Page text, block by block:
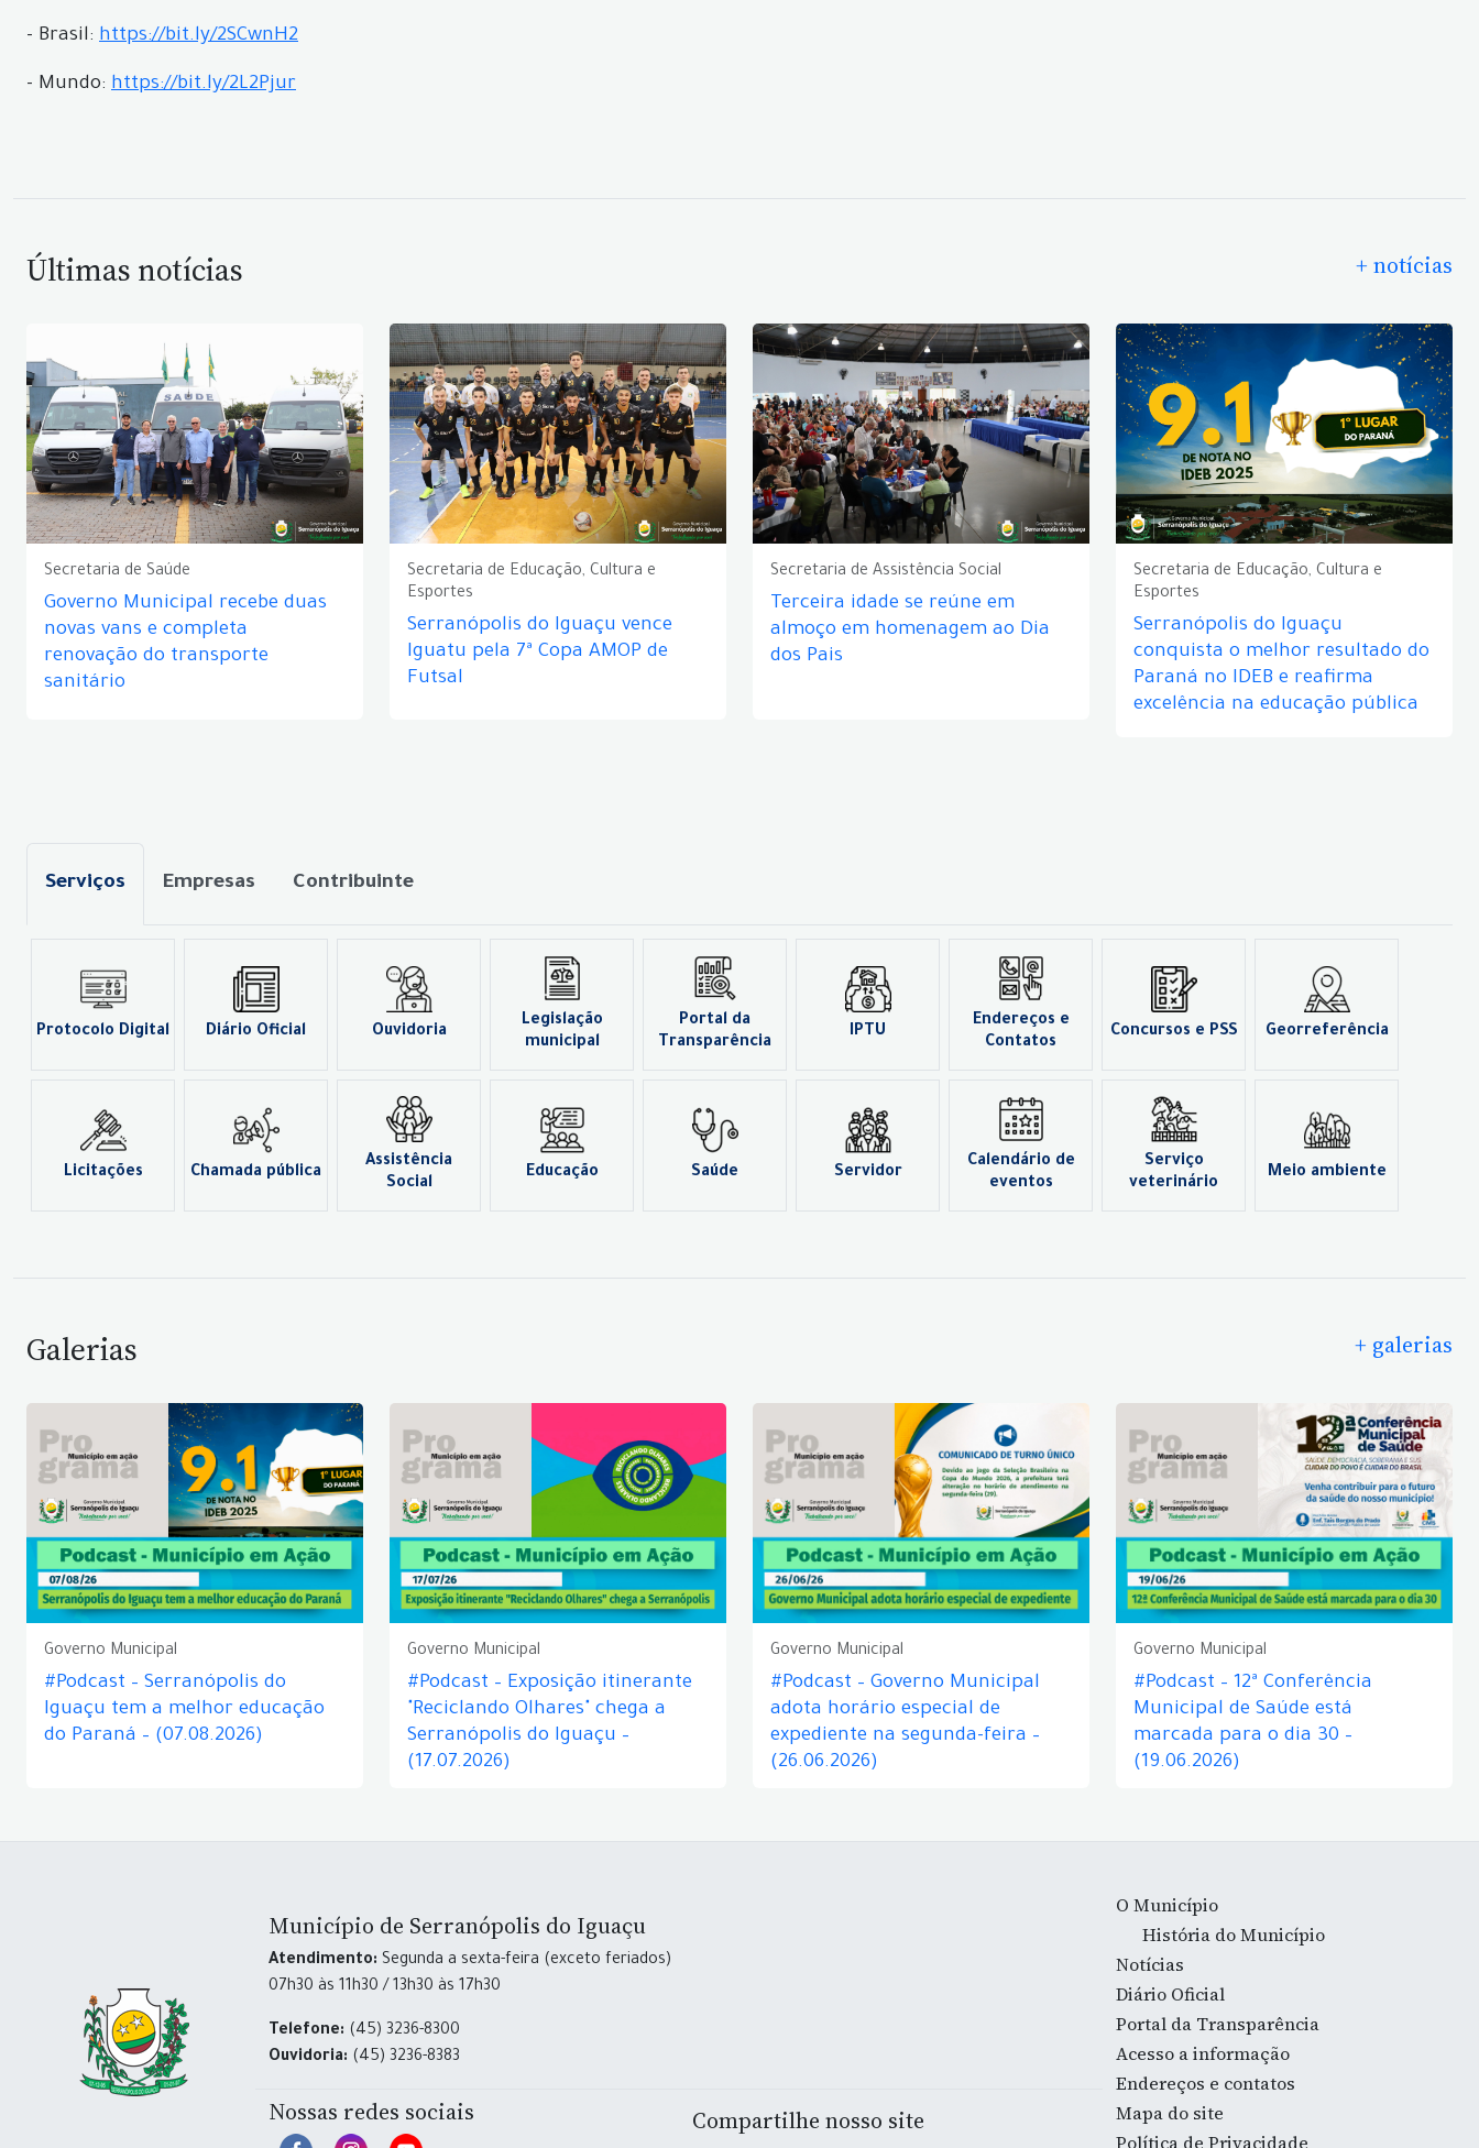
- Brasil: https://bit.ly/2SCwnH2
- Mundo: https://bit.ly/2L2Pjur
Últimas notícias + notícias
Secretaria de Saúde
Governo Municipal recebe duas
novas vans e completa
renovação do transporte
sanitário
Secretaria de Educação, Cultura e
Esportes
Serranópolis do Iguaçu vence
Iguatu pela 7ª Copa AMOP de
Futsal
Secretaria de Assistência Social
Terceira idade se reúne em
almoço em homenagem ao Dia
dos Pais
Secretaria de Educação, Cultura e
Esportes
Serranópolis do Iguaçu
conquista o melhor resultado do
Paraná no IDEB e reafirma
excelência na educação pública
Serviços Empresas Contribuinte
Protocolo Digital Diário Oficial Ouvidoria
Legislação
municipal
Portal da
Transparência
IPTU
Endereços e
Contatos
Concursos e PSS Georreferência
Licitações Chamada pública
Assistência
Social
Educação Saúde Servidor
Calendário de
eventos
Serviço
veterinário
Meio ambiente
Galerias + galerias
Governo Municipal
#Podcast – Serranópolis do
Iguaçu tem a melhor educação
do Paraná – (07.08.2026)
Governo Municipal
#Podcast – Exposição itinerante
"Reciclando Olhares" chega a
Serranópolis do Iguaçu –
(17.07.2026)
Governo Municipal
#Podcast – Governo Municipal
adota horário especial de
expediente na segunda-feira –
(26.06.2026)
Governo Municipal
#Podcast – 12ª Conferência
Municipal de Saúde está
marcada para o dia 30 –
(19.06.2026)
Município de Serranópolis do Iguaçu
Atendimento: Segunda a sexta-feira (exceto feriados)
07h30 às 11h30 / 13h30 às 17h30
Telefone: (45) 3236-8300
Ouvidoria: (45) 3236-8383
Nossas redes sociais Compartilhe nosso site
O Município
História do Município
Notícias
Diário Oficial
Portal da Transparência
Acesso a informação
Endereços e contatos
Mapa do site
Política de Privacidade